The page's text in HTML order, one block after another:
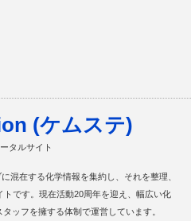
(ケムステ)
タルサイト
混在する化学情報を集約し、それを整理、
です。現在活動20周年を迎え、幅広い化
ッフを擁する体制で運営しています。